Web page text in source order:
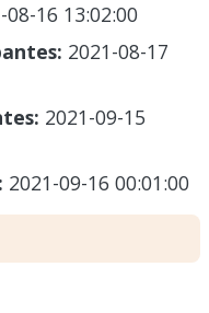
08-16 13:02:00
2021-08-17
2021-09-15
2021-09-16 00:01:00